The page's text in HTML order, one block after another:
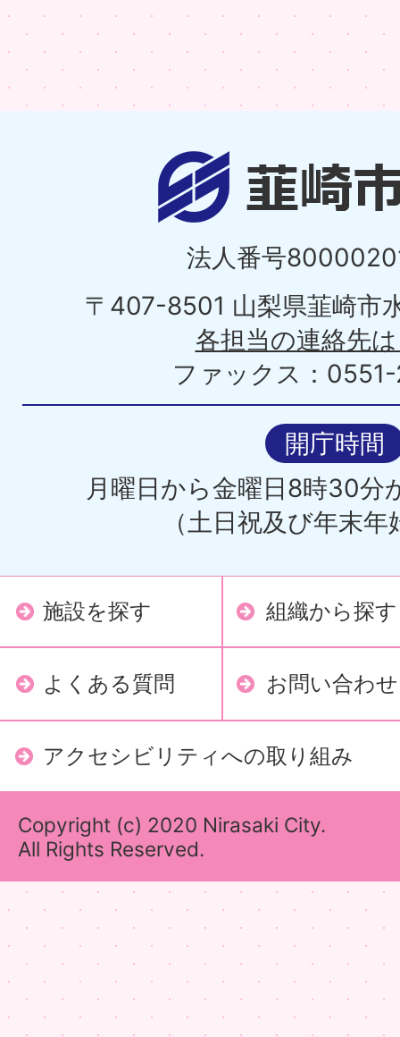
法人番号
〒407-8501 山梨県韮崎市
各担当の連絡先
ファックス：
開庁時間
月曜日から金曜日8時30分
（土日祝及び年末
施設を探す 組織から探す
よくある質問 お問い合わせ
アクセシビリティへの取り組み
Copyright (c) 2020 Nirasaki City.
All Rights Reserved.